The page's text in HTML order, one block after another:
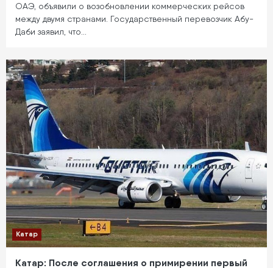
ОАЭ, объявили о возобновлении коммерческих рейсов
между двумя странами. Государственный перевозчик Абу-
Даби заявил, что…
Катар
Катар: После соглашения о примирении первый